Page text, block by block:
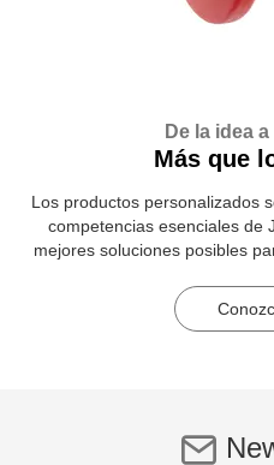
De la idea
Más que
Los productos personalizados
competencias esenciales de
mejores soluciones posibles